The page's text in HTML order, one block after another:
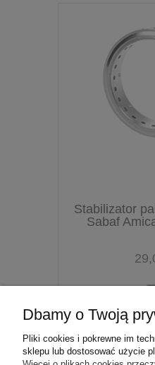
Stabilizator
Sabaf
Dbamy o Twoją
Pliki cookies i pokrewne im
sklepu lub dostosować użycie